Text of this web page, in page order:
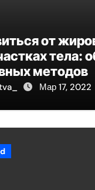
от
тела:
методов
Мар 17, 2022